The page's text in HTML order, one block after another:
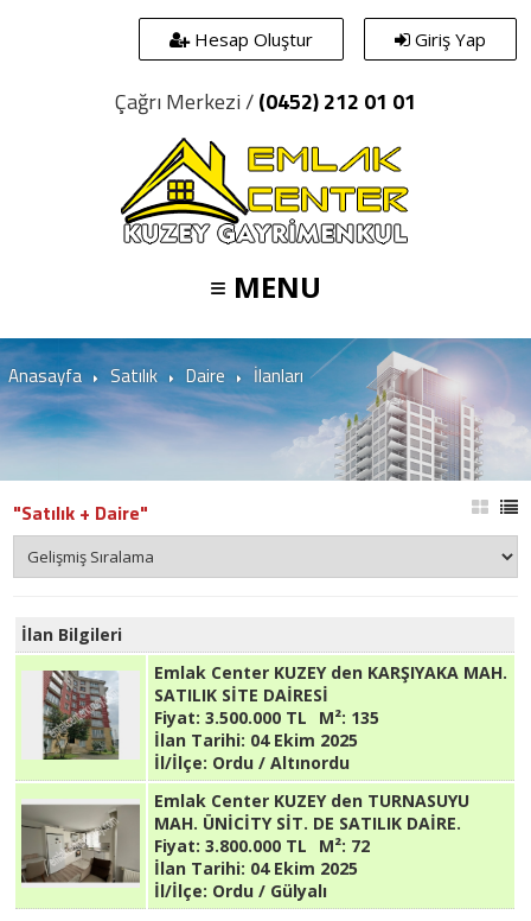
Giriş Yap
Hesap Oluştur
Çağrı Merkezi /(0452) 212 01 01
≡ MENU
Anasayfa Satılık Daire İlanları
"Satılık + Daire"
İlan Bilgileri
Emlak Center KUZEY den KARŞIYAKA MAH.
SATILIK SİTE DAİRESİ
Fiyat: 3.500.000 TL M²: 135
İlan Tarihi: 04 Ekim 2025
İl/İlçe: Ordu / Altınordu
Emlak Center KUZEY den TURNASUYU
MAH. ÜNİCİTY SİT. DE SATILIK DAİRE.
Fiyat: 3.800.000 TL M²: 72
İlan Tarihi: 04 Ekim 2025
İl/İlçe: Ordu / Gülyalı